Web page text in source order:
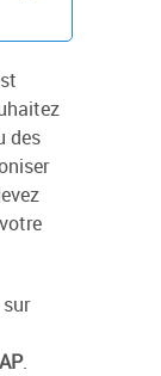
des
.